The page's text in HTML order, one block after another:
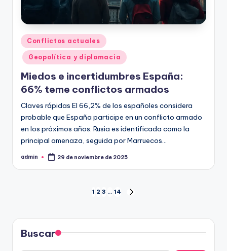
Publicado
en
Conflictos actuales
Geopolítica y diplomacia
Miedos e incertidumbres España:
66% teme conflictos armados
Claves rápidas El 66,2% de los españoles considera
probable que España participe en un conflicto armado
en los próximos años. Rusia es identificada como la
principal amenaza, seguida por Marruecos…
Publicado
admin 29 de noviembre de 2025
Paginación
de
entradas
1 2 3 … 14
Buscar